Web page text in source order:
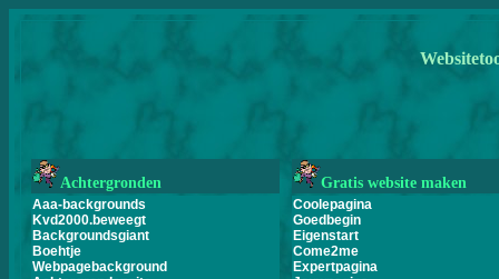
Achtergronden
Aaa-backgrounds
Kvd2000.beweegt
Backgroundsgiant
Boehtje
Webpagebackground
Gratis website maken
Coolepagina
Goedbegin
Eigenstart
Come2me
Expertpagina